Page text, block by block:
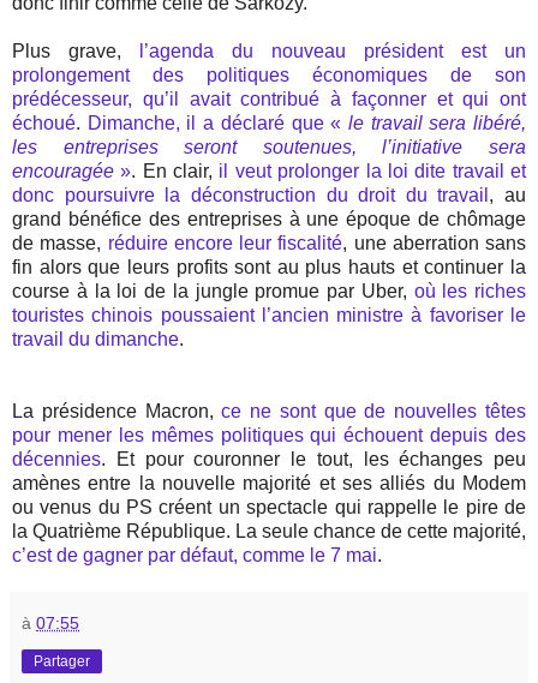
Plus grave,
l’agenda du nouveau président est un
prolongement des politiques économiques de son
prédécesseur, qu’il avait contribué à façonner et qui ont
échoué. Dimanche, il a déclaré que « le travail sera libéré,
les entreprises seront soutenues, l’initiative sera
encouragée». En clair, il veut prolonger la loi dite travail et
donc poursuivre la déconstruction du droit du travail , au
grand bénéfice des entreprises à une époque de chômage
de masse, réduire encore leur fiscalité, une aberration sans
fin alors que leurs profits sont au plus hauts et continuer la
course à la loi de la jungle promue par Uber, où les riches
touristes chinois poussaient l’ancien ministre à favoriser le
travail du dimanche.
La présidence Macron,ce ne sont que de nouvelles têtes
pour mener les mêmes politiques qui échouent depuis des
décennies. Et pour couronner le tout, les échanges peu
amènes entre la nouvelle majorité et ses alliés du Modem
ou venus du PS créent un spectacle qui rappelle le pire de
la Quatrième République. La seule chance de cette majorité,
c’est de gagner par défaut, comme le 7 mai.
à 07:55
Partager